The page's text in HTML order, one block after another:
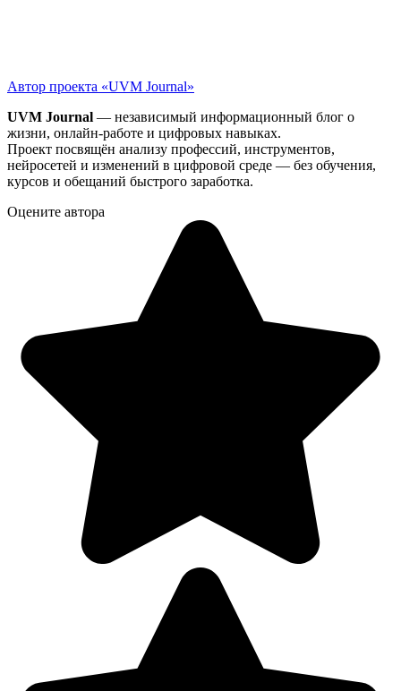
Автор проекта «UVM Journal»
UVM Journal — независимый информационный блог о
жизни, онлайн-работе и цифровых навыках.
Проект посвящён анализу профессий, инструментов,
нейросетей и изменений в цифровой среде — без обучения,
курсов и обещаний быстрого заработка.
Оцените автора